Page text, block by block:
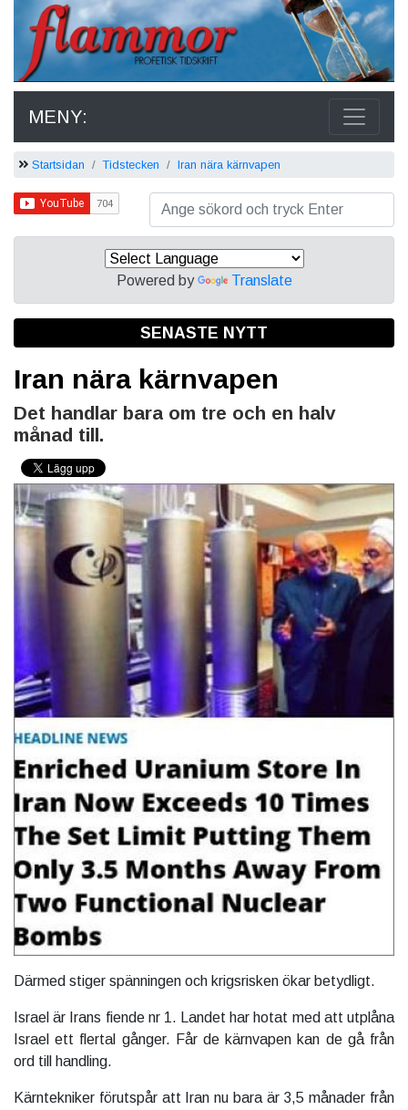
MENY:
Startsidan Tidstecken Iran nära kärnvapen
Powered by Translate
SENASTE NYTT
Iran nära kärnvapen
Det handlar bara om tre och en halv
månad till.
Därmed stiger spänningen och krigsrisken ökar betydligt.
Israel är Irans fiende nr 1. Landet har hotat med att utplåna
Israel ett flertal gånger. Får de kärnvapen kan de gå från
ord till handling.
Kärntekniker förutspår att Iran nu bara är 3,5 månader från